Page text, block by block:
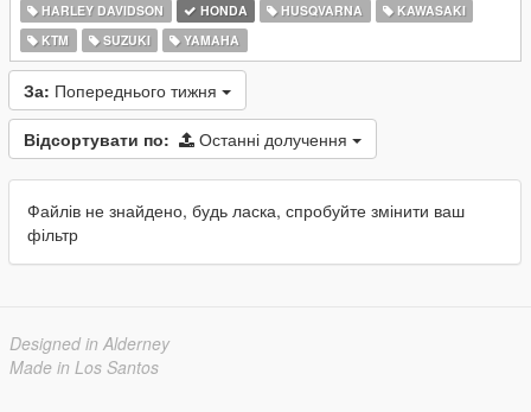
HARLEY DAVIDSON
HONDA HUSQVARNA
KAWASAKI
KTM
SUZUKI YAMAHA
За: Попереднього тижня
Відсортувати по: Останні долучення
Файлів не знайдено, будь ласка, спробуйте змінити ваш
фільтр
Designed in Alderney
Made in Los Santos